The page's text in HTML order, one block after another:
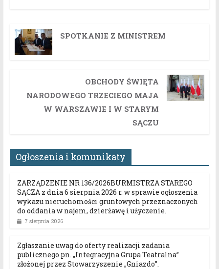
SPOTKANIE Z MINISTREM
OBCHODY ŚWIĘTA
NARODOWEGO TRZECIEGO MAJA
W WARSZAWIE I W STARYM
SĄCZU
Ogłoszenia i komunikaty
ZARZĄDZENIE NR 136/2026BURMISTRZA STAREGO
SĄCZA z dnia 6 sierpnia 2026 r. w sprawie ogłoszenia
wykazu nieruchomości gruntowych przeznaczonych
do oddania w najem, dzierżawę i użyczenie.
7 sierpnia 2026
Zgłaszanie uwag do oferty realizacji zadania
publicznego pn. „Integracyjna Grupa Teatralna”
złożonej przez Stowarzyszenie „Gniazdo”.